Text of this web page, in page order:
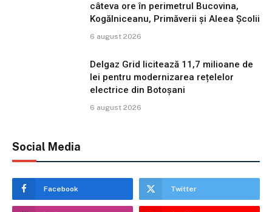
câteva ore în perimetrul Bucovina,
Kogălniceanu, Primăverii și Aleea Școlii
6 august 2026
Delgaz Grid licitează 11,7 milioane de
lei pentru modernizarea rețelelor
electrice din Botoșani
6 august 2026
Social Media
Facebook Twitter